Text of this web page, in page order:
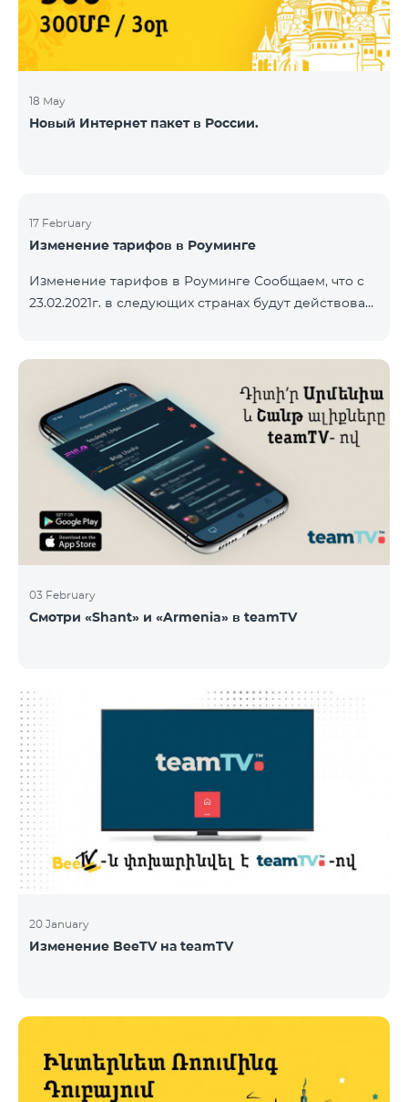
18 May
Новый Интернет пакет в России.
17 February
Изменение тарифов в Роуминге
Изменение тарифов в Роуминге Сообщаем, что с
23.02.2021г. в следующих странах будут действовать
2500 драм/минута Исходящие звонки локальные –
500 драм/минута SMS – 250 драм Интернет – 7000
драм/МБ Список стран: Бермудские острова,
Буркина-Фасо, Кабо-Верде, Куба, Эквоториальная
Гвинея, Эфиопия, Гамбия, Гвинея, Мадага
03 February
Смотри «Shant» и «Armenia» в teamTV
20 January
Изменение BeeTV на teamTV